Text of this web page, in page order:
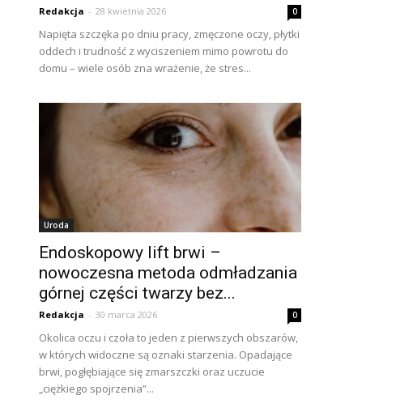
Redakcja - 28 kwietnia 2026 0
Napięta szczęka po dniu pracy, zmęczone oczy, płytki
oddech i trudność z wyciszeniem mimo powrotu do
domu – wiele osób zna wrażenie, że stres...
Uroda
Endoskopowy lift brwi –
nowoczesna metoda odmładzania
górnej części twarzy bez...
Redakcja - 30 marca 2026 0
Okolica oczu i czoła to jeden z pierwszych obszarów,
w których widoczne są oznaki starzenia. Opadające
brwi, pogłębiające się zmarszczki oraz uczucie
„ciężkiego spojrzenia”...